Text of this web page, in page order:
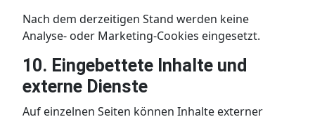
Nach dem derzeitigen Stand werden keine
Analyse- oder Marketing-Cookies eingesetzt.
10. Eingebettete Inhalte und
externe Dienste
Auf einzelnen Seiten können Inhalte externer